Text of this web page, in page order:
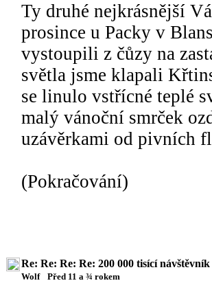
Ty druhé nejkrásnější
prosince u Packy v
vystoupili z čůzy na
světla jsme klapali
se linulo vstřícné teplé
malý vánoční smrček
uzávěrkami od pivních
(Pokračování)
Re: Re: Re: Re: 200 000 tisící návštěvník
Wolf Před 11 a ¾ rokem